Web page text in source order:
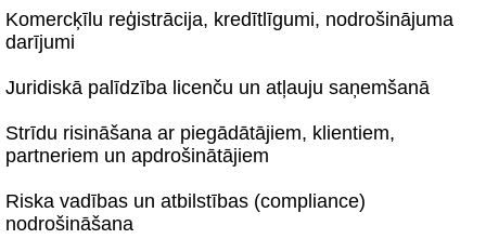
Komercķīlu reģistrācija, kredītlīgumi, nodrošinājuma
darījumi
Juridiskā palīdzība licenču un atļauju saņemšanā
Strīdu risināšana ar piegādātājiem, klientiem,
partneriem un apdrošinātājiem
Riska vadības un atbilstības (compliance)
nodrošināšana